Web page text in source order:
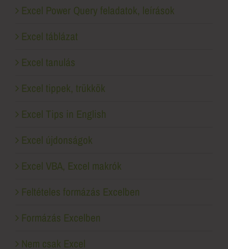
Excel Power Query feladatok, leírások
Excel táblázat
Excel tanulás
Excel tippek, trükkök
Excel Tips in English
Excel újdonságok
Excel VBA, Excel makrók
Feltételes formázás Excelben
Formázás Excelben
Nem csak Excel